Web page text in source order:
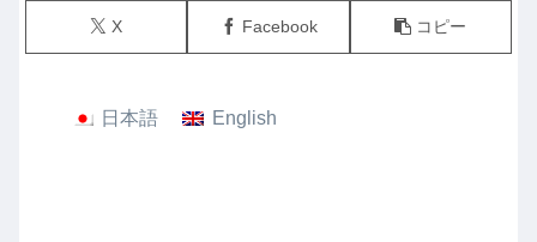
X Facebook コピー
日本語 English